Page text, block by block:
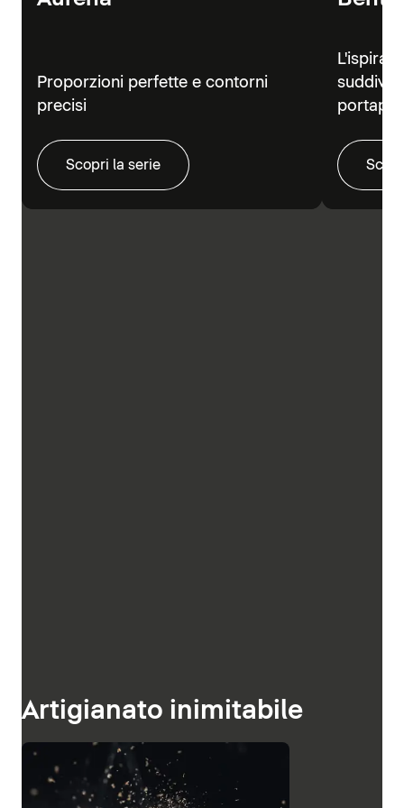
Proporzioni perfette e contorni
precisi
Scopri la serie
Artigianato inimitabile